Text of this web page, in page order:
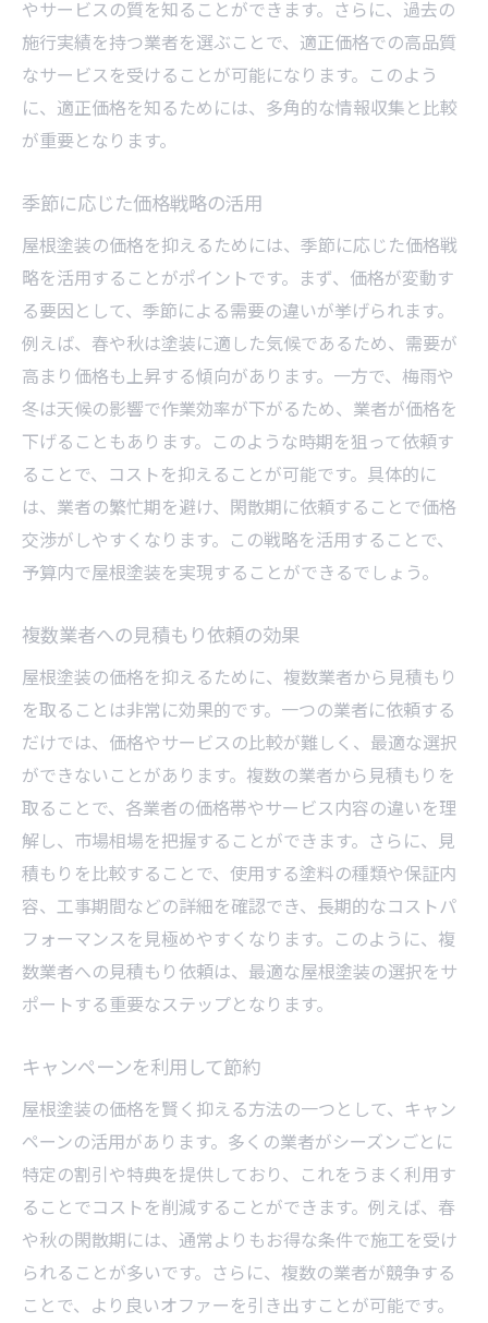
やサービスの質を知ることができます。さらに、過去の
施行実績を持つ業者を選ぶことで、適正価格での高品質
なサービスを受けることが可能になります。このよう
に、適正価格を知るためには、多角的な情報収集と比較
が重要となります。
季節に応じた価格戦略の活用
屋根塗装の価格を抑えるためには、季節に応じた価格戦
略を活用することがポイントです。まず、価格が変動す
る要因として、季節による需要の違いが挙げられます。
例えば、春や秋は塗装に適した気候であるため、需要が
高まり価格も上昇する傾向があります。一方で、梅雨や
冬は天候の影響で作業効率が下がるため、業者が価格を
下げることもあります。このような時期を狙って依頼す
ることで、コストを抑えることが可能です。具体的に
は、業者の繁忙期を避け、閑散期に依頼することで価格
交渉がしやすくなります。この戦略を活用することで、
予算内で屋根塗装を実現することができるでしょう。
複数業者への見積もり依頼の効果
屋根塗装の価格を抑えるために、複数業者から見積もり
を取ることは非常に効果的です。一つの業者に依頼する
だけでは、価格やサービスの比較が難しく、最適な選択
ができないことがあります。複数の業者から見積もりを
取ることで、各業者の価格帯やサービス内容の違いを理
解し、市場相場を把握することができます。さらに、見
積もりを比較することで、使用する塗料の種類や保証内
容、工事期間などの詳細を確認でき、長期的なコストパ
フォーマンスを見極めやすくなります。このように、複
数業者への見積もり依頼は、最適な屋根塗装の選択をサ
ポートする重要なステップとなります。
キャンペーンを利用して節約
屋根塗装の価格を賢く抑える方法の一つとして、キャン
ペーンの活用があります。多くの業者がシーズンごとに
特定の割引や特典を提供しており、これをうまく利用す
ることでコストを削減することができます。例えば、春
や秋の閑散期には、通常よりもお得な条件で施工を受け
られることが多いです。さらに、複数の業者が競争する
ことで、より良いオファーを引き出すことが可能です。